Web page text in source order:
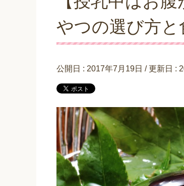
やつの選び方と
公開日 : 2017年7月19日 / 更新日 :